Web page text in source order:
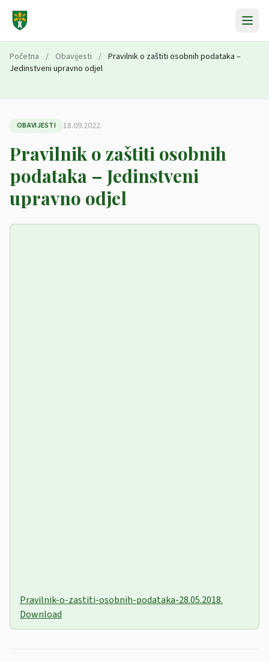
Početna / Obavijesti / Pravilnik o zaštiti osobnih podataka –
Jedinstveni upravno odjel
OBAVIJESTI 18.09.2022.
Pravilnik o zaštiti osobnih
podataka – Jedinstveni
upravno odjel
Pravilnik-o-zastiti-osobnih-podataka-28.05.2018.
Download